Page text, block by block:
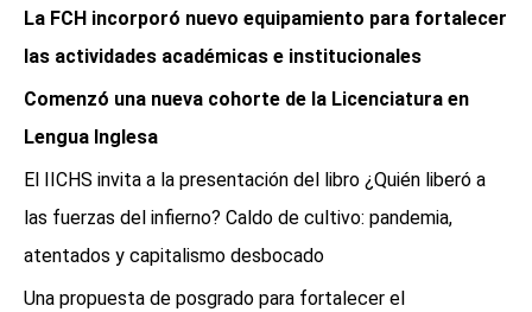
La FCH incorporó nuevo equipamiento para fortalecer
las actividades académicas e institucionales
Comenzó una nueva cohorte de la Licenciatura en
Lengua Inglesa
El IICHS invita a la presentación del libro ¿Quién liberó a
las fuerzas del infierno? Caldo de cultivo: pandemia,
atentados y capitalismo desbocado
Una propuesta de posgrado para fortalecer el